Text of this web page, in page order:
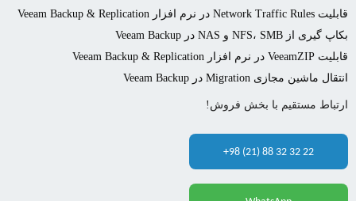
قابلیت Network Traffic Rules در نرم افزار Veeam Backup & Replication
بکاپ گیری از NFS، SMB و NAS در Veeam Backup
قابلیت VeeamZIP در نرم افزار Veeam Backup & Replication
انتقال ماشین مجازی Migration در Veeam Backup
ارتباط مستقیم با بخش فروش!
+98 (21) 88 32 32 22